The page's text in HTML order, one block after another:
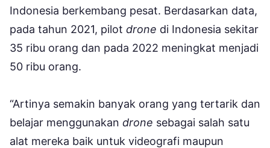
Indonesia berkembang pesat. Berdasarkan data,
pada tahun 2021, pilot drone di Indonesia sekitar
35 ribu orang dan pada 2022 meningkat menjadi
50 ribu orang.
“Artinya semakin banyak orang yang tertarik dan
belajar menggunakan drone sebagai salah satu
alat mereka baik untuk videografi maupun